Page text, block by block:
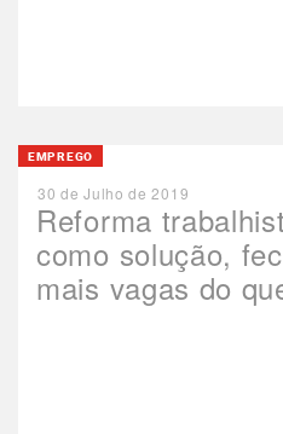
Reforma
como solução,
mais vagas do
EMPREGO
30 de Julho de 2019